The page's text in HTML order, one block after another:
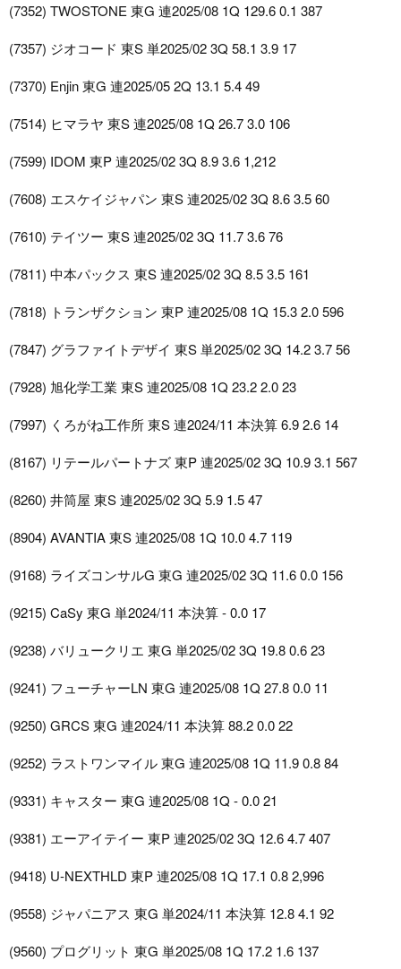
(7352) TWOSTONE 東G 連2025/08 1Q 129.6 0.1 387
(7357) ジオコード 東S 単2025/02 3Q 58.1 3.9 17
(7370) Enjin 東G 連2025/05 2Q 13.1 5.4 49
(7514) ヒマラヤ 東S 連2025/08 1Q 26.7 3.0 106
(7599) IDOM 東P 連2025/02 3Q 8.9 3.6 1,212
(7608) エスケイジャパン 東S 連2025/02 3Q 8.6 3.5 60
(7610) テイツー 東S 連2025/02 3Q 11.7 3.6 76
(7811) 中本パックス 東S 連2025/02 3Q 8.5 3.5 161
(7818) トランザクション 東P 連2025/08 1Q 15.3 2.0 596
(7847) グラファイトデザイ 東S 単2025/02 3Q 14.2 3.7 56
(7928) 旭化学工業 東S 連2025/08 1Q 23.2 2.0 23
(7997) くろがね工作所 東S 連2024/11 本決算 6.9 2.6 14
(8167) リテールパートナズ 東P 連2025/02 3Q 10.9 3.1 567
(8260) 井筒屋 東S 連2025/02 3Q 5.9 1.5 47
(8904) AVANTIA 東S 連2025/08 1Q 10.0 4.7 119
(9168) ライズコンサルG 東G 連2025/02 3Q 11.6 0.0 156
(9215) CaSy 東G 単2024/11 本決算 - 0.0 17
(9238) バリュークリエ 東G 単2025/02 3Q 19.8 0.6 23
(9241) フューチャーLN 東G 連2025/08 1Q 27.8 0.0 11
(9250) GRCS 東G 連2024/11 本決算 88.2 0.0 22
(9252) ラストワンマイル 東G 連2025/08 1Q 11.9 0.8 84
(9331) キャスター 東G 連2025/08 1Q - 0.0 21
(9381) エーアイテイー 東P 連2025/02 3Q 12.6 4.7 407
(9418) U-NEXTHLD 東P 連2025/08 1Q 17.1 0.8 2,996
(9558) ジャパニアス 東G 単2024/11 本決算 12.8 4.1 92
(9560) プログリット 東G 単2025/08 1Q 17.2 1.6 137